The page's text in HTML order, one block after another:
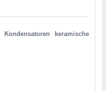
Kondensatoren keramische